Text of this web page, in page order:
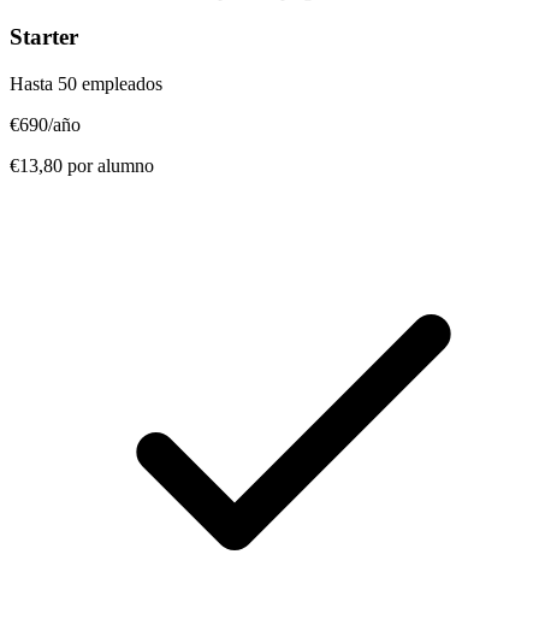
Starter
Hasta 50 empleados
€690/año
€13,80 por alumno